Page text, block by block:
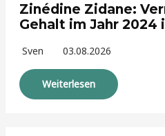
Zinédine Zidane:
Gehalt im Jahr 2024
Sven 03.08.2026
Weiterlesen